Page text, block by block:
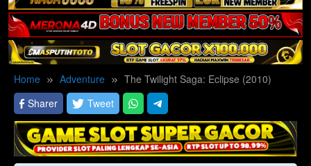
Home Adventure
The Twilight Saga: Eclipse (2010)
Sharer
Tweet